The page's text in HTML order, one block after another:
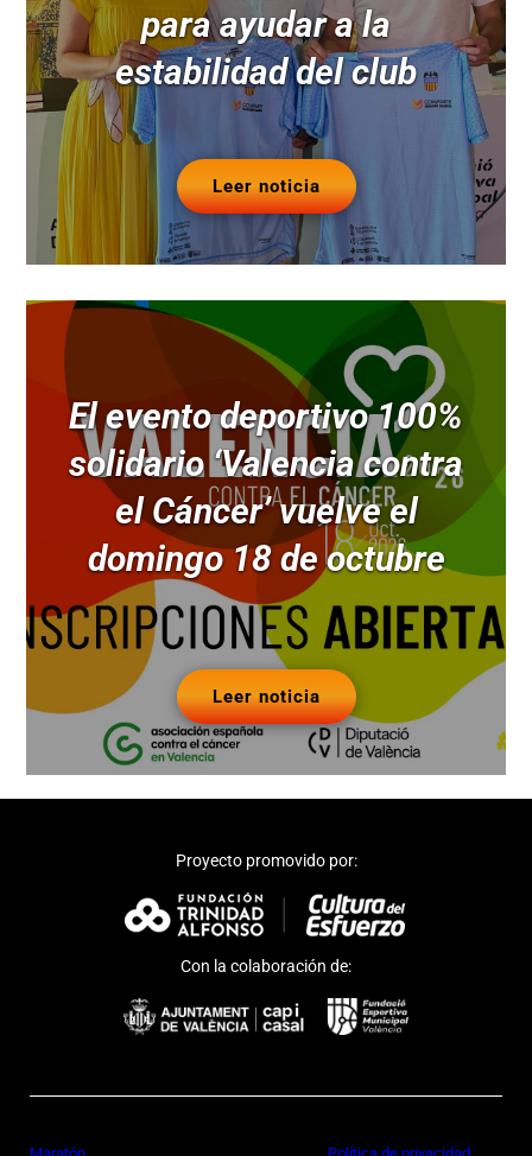
para ayudar a la
estabilidad del club
Leer noticia
El evento deportivo 100%
solidario ‘Valencia contra
el Cáncer’ vuelve el
domingo 18 de octubre
Leer noticia
Proyecto promovido por:
Con la colaboración de: